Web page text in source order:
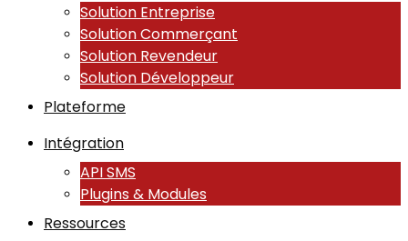
Solution Entreprise
Solution Commerçant
Solution Revendeur
Solution Développeur
Plateforme
Intégration
API SMS
Plugins & Modules
Ressources